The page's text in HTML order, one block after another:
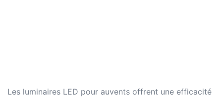
Les luminaires LED pour auvents offrent une efficacité